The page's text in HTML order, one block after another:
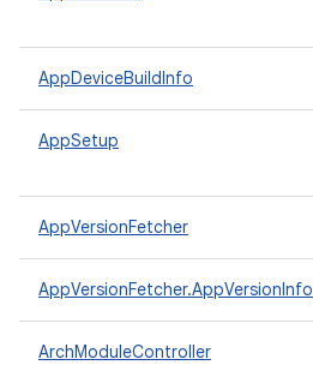
AppDeviceBuildInfo
AppSetup
AppVersionFetcher
AppVersionFetcher.AppVersionInfo
ArchModuleController